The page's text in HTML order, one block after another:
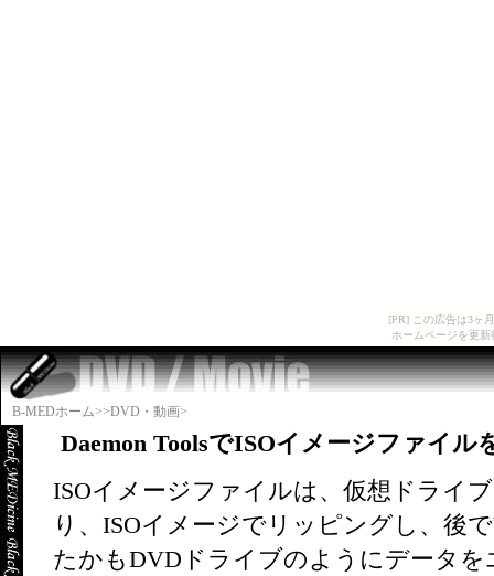
[PR] この広告は3ヶ
ホームページを更
B-MEDホーム>>DVD・動画>
Daemon ToolsでISOイメージファイル
ISOイメージファイルは、仮想ドライ
り、ISOイメージでリッピングし、後
たかもDVDドライブのようにデータ